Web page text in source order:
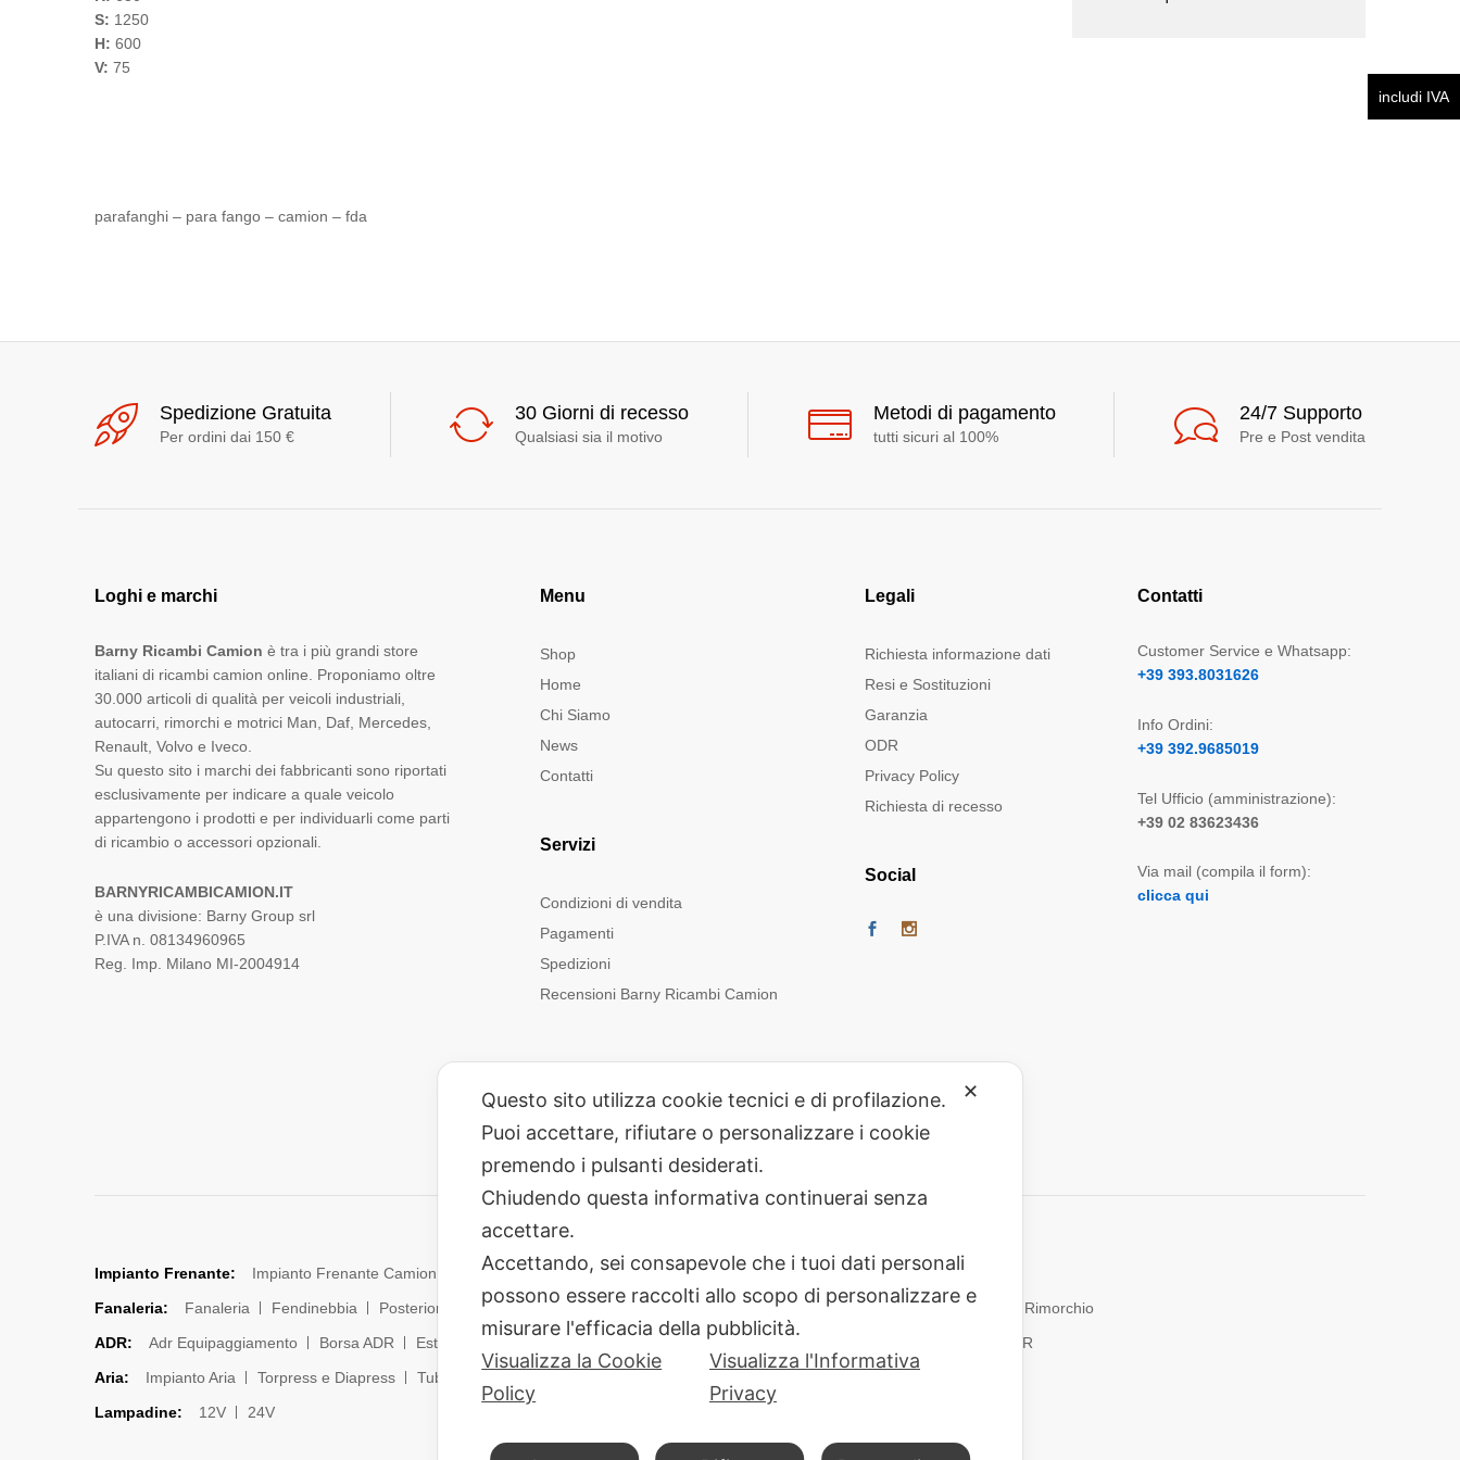
S: 1250
H: 600
V: 75
parafanghi – para fango – camion – fda
Spedizione Gratuita
Per ordini dai 150 €
30 Giorni di recesso
Qualsiasi sia il motivo
Metodi di pagamento
tutti sicuri al 100%
24/7 Supporto
Pre e Post vendita
Loghi e marchi
Barny Ricambi Camion è tra i più grandi store
italiani di ricambi camion online. Proponiamo oltre
30.000 articoli di qualità per veicoli industriali,
autocarri, rimorchi e motrici Man, Daf, Mercedes,
Renault, Volvo e Iveco.
Su questo sito i marchi dei fabbricanti sono riportati
esclusivamente per indicare a quale veicolo
appartengono i prodotti e per individuarli come parti
di ricambio o accessori opzionali.
BARNYRICAMBICAMION.IT
è una divisione: Barny Group srl
P.IVA n. 08134960965
Reg. Imp. Milano MI-2004914
Menu
Shop
Home
Chi Siamo
News
Contatti
Servizi
Condizioni di vendita
Pagamenti
Spedizioni
Recensioni Barny Ricambi Camion
Legali
Richiesta informazione dati
Resi e Sostituzioni
Garanzia
ODR
Privacy Policy
Richiesta di recesso
Social
Contatti
Customer Service e Whatsapp:
+39 393.8031626
Info Ordini:
+39 392.9685019
Tel Ufficio (amministrazione):
+39 02 83623436
Via mail (compila il form):
clicca qui
Impianto Frenante: Impianto Frenante Camion Dischi Freno Camion Pastiglie Freni Pinze Freni
Sensori
Fanaleria:
Fanaleria Fendinebbia Posteriore Laterale Connettori Fanali Anteriori Indicatori di direzione Ingombro
Rimorchio
ADR:
Adr Equipaggiamento Borsa ADR Estintori e Porta estintori Etichette e Pannelli
Maschere e Filtri ADR
Aria:
Impianto Aria Torpress e Diapress
Tubi – Spirali
Lampadine:
12V 24V
✕
Questo sito utilizza cookie tecnici e di profilazione.
Puoi accettare, rifiutare o personalizzare i cookie
premendo i pulsanti desiderati.
Chiudendo questa informativa continuerai senza
accettare.
Accettando, sei consapevole che i tuoi dati personali
possono essere raccolti allo scopo di personalizzare e
misurare l'efficacia della pubblicità.
Visualizza la Cookie
Policy
Visualizza l'Informativa
Privacy
includi IVA